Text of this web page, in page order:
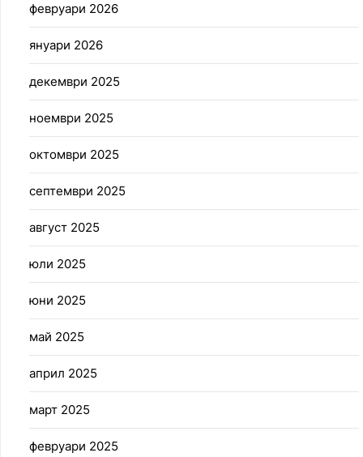
февруари 2026
януари 2026
декември 2025
ноември 2025
октомври 2025
септември 2025
август 2025
юли 2025
юни 2025
май 2025
април 2025
март 2025
февруари 2025